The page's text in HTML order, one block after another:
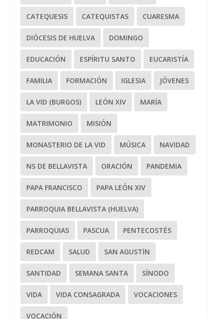
CATEQUESIS CATEQUISTAS CUARESMA
DIÓCESIS DE HUELVA DOMINGO
EDUCACIÓN ESPÍRITU SANTO EUCARISTÍA
FAMILIA FORMACIÓN IGLESIA JÓVENES
LA VID (BURGOS) LEÓN XIV MARÍA
MATRIMONIO MISIÓN
MONASTERIO DE LA VID MÚSICA NAVIDAD
NS DE BELLAVISTA ORACIÓN PANDEMIA
PAPA FRANCISCO PAPA LEÓN XIV
PARROQUIA BELLAVISTA (HUELVA)
PARROQUIAS PASCUA PENTECOSTÉS
REDCAM SALUD SAN AGUSTÍN
SANTIDAD SEMANA SANTA SÍNODO
VIDA VIDA CONSAGRADA VOCACIONES
VOCACIÓN